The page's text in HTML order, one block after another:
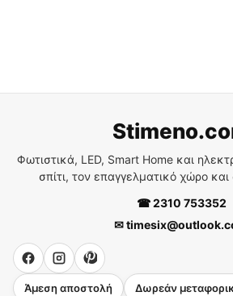
Φωτιστικά, LED, Smart Home και
σπίτι, τον επαγγελματικό χώρο
☎ 2310 753352
✉
Άμεση αποστολή Δωρεάν